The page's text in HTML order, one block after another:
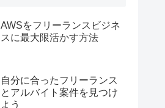
AWSをフリーランスビジネ
スに最大限活かす方法
自分に合ったフリーランス
とアルバイト案件を見つけ
よう